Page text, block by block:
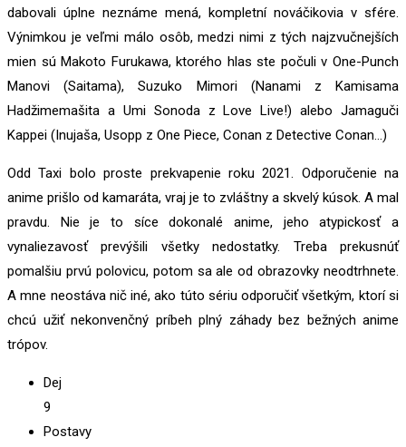
dabovali úplne neznáme mená, kompletní nováčikovia v sfére.
Výnimkou je veľmi málo osôb, medzi nimi z tých najzvučnejších
mien sú Makoto Furukawa, ktorého hlas ste počuli v One-Punch
Manovi (Saitama), Suzuko Mimori (Nanami z Kamisama
Hadžimemašita a Umi Sonoda z Love Live!) alebo Jamaguči
Kappei (Inujaša, Usopp z One Piece, Conan z Detective Conan…)
Odd Taxi bolo proste prekvapenie roku 2021. Odporučenie na
anime prišlo od kamaráta, vraj je to zvláštny a skvelý kúsok. A mal
pravdu. Nie je to síce dokonalé anime, jeho atypickosť a
vynaliezavosť prevýšili všetky nedostatky. Treba prekusnúť
pomalšiu prvú polovicu, potom sa ale od obrazovky neodtrhnete.
A mne neostáva nič iné, ako túto sériu odporučiť všetkým, ktorí si
chcú užiť nekonvenčný príbeh plný záhady bez bežných anime
trópov.
Dej
9
Postavy